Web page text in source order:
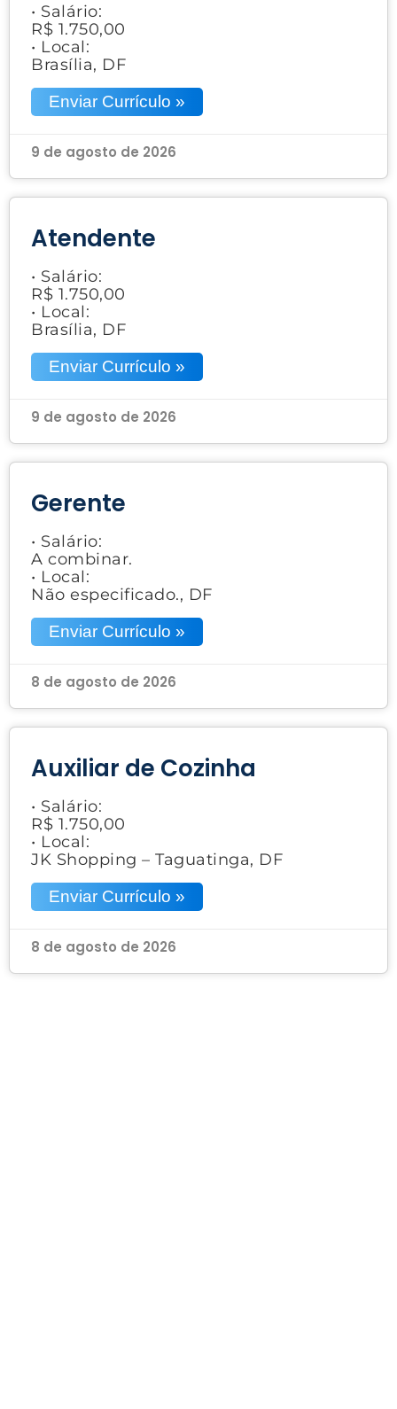
• Salário:
R$ 1.750,00
• Local:
Brasília, DF
Enviar Currículo »
9 de agosto de 2026
Atendente
• Salário:
R$ 1.750,00
• Local:
Brasília, DF
Enviar Currículo »
9 de agosto de 2026
Gerente
• Salário:
A combinar.
• Local:
Não especificado., DF
Enviar Currículo »
8 de agosto de 2026
Auxiliar de Cozinha
• Salário:
R$ 1.750,00
• Local:
JK Shopping – Taguatinga, DF
Enviar Currículo »
8 de agosto de 2026